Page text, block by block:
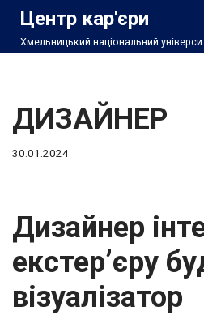
Перейти
Центр кар'єри
Хмельницький національний
ДИЗАЙНЕР
30.01.2024
Дизайнер
екстер’єру
візуалізатор